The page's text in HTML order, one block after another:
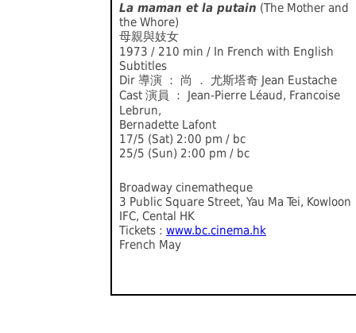
La maman et la putain (The Mother and
the Whore)
母親與妓女
1973 / 210 min / In French with English
Subtitles
Dir 導演 ： 尚 ． 尤斯塔奇 Jean Eustache
Cast 演員 ： Jean-Pierre Léaud, Francoise
Lebrun,
Bernadette Lafont
17/5 (Sat) 2:00 pm / bc
25/5 (Sun) 2:00 pm / bc
Broadway cinematheque
3 Public Square Street, Yau Ma Tei, Kowloon
IFC, Cental HK
Tickets : www.bc.cinema.hk
French May